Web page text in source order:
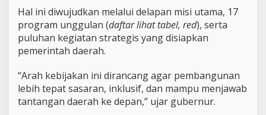
P
r
o
m
u
n
Hal ini diwujudkan melalui delapan misi utama, 17
program unggulan (daftar lihat tabel, red), serta
puluhan kegiatan strategis yang disiapkan
pemerintah daerah.
“Arah kebijakan ini dirancang agar pembangunan
lebih tepat sasaran, inklusif, dan mampu menjawab
tantangan daerah ke depan,” ujar gubernur.